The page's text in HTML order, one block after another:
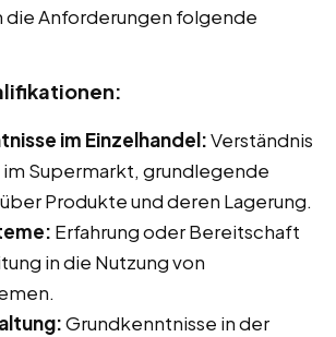
die Anforderungen folgende
im Einzelhandel:Verständnis
Supermarkt, grundlegende
Produkte und deren Lagerung.
Erfahrung oder Bereitschaft
in die Nutzung von
Grundkenntnisse in der